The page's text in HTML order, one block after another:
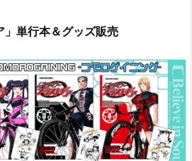
単行本＆グッズ販売